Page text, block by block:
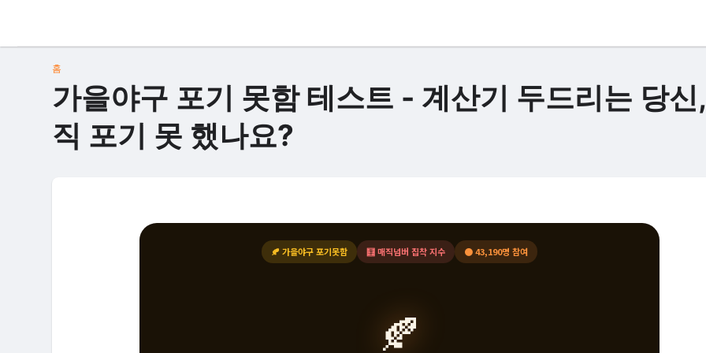
홈
가을야구 포기 못함 테스트 - 계산기 두드리는 당신
직 포기 못 했나요?
🍂 가을야구 포기못함 🧮 매직넘버 집착 지수 ● 43,190명 참여
🍂